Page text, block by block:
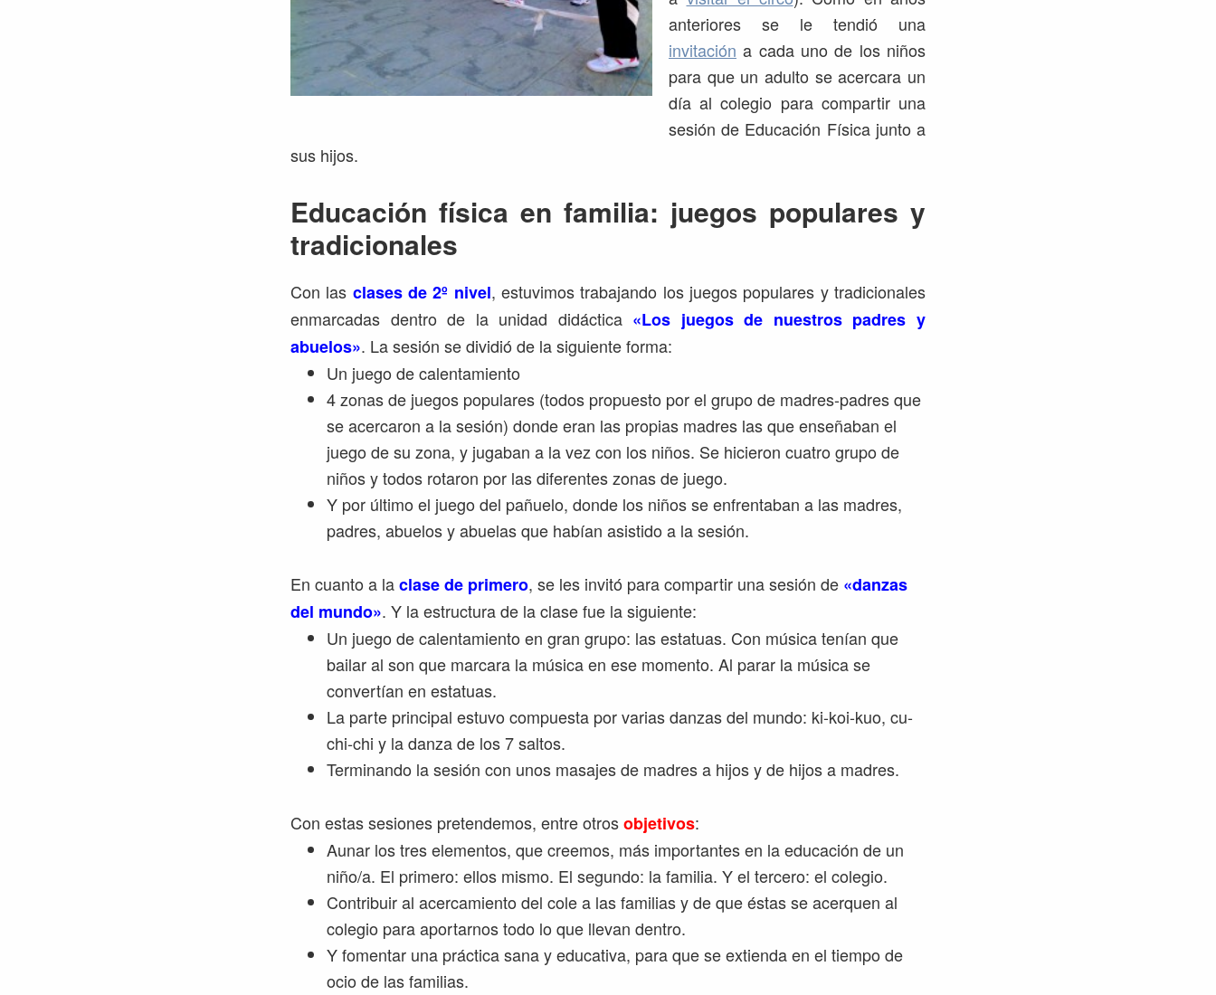
anteriores se le tendió una
invitación a cada uno de los niños
para que un adulto se acercara un
día al colegio para compartir una
sesión de Educación Física junto a
sus hijos.
Educación física en familia: juegos populares y
tradicionales
Con las clases de 2º nivel, estuvimos trabajando los juegos populares y tradicionales
enmarcadas dentro de la unidad didáctica «Los juegos de nuestros padres y
abuelos». La sesión se dividió de la siguiente forma:
Un juego de calentamiento
4 zonas de juegos populares (todos propuesto por el grupo de madres-padres que
se acercaron a la sesión) donde eran las propias madres las que enseñaban el
juego de su zona, y jugaban a la vez con los niños. Se hicieron cuatro grupo de
niños y todos rotaron por las diferentes zonas de juego.
Y por último el juego del pañuelo, donde los niños se enfrentaban a las madres,
padres, abuelos y abuelas que habían asistido a la sesión.
En cuanto a laclase de primero, se les invitó para compartir una sesión de «danzas
del mundo». Y la estructura de la clase fue la siguiente:
Un juego de calentamiento en gran grupo: las estatuas. Con música tenían que
bailar al son que marcara la música en ese momento. Al parar la música se
convertían en estatuas.
La parte principal estuvo compuesta por varias danzas del mundo: ki-koi-kuo, cu-
chi-chi y la danza de los 7 saltos.
Terminando la sesión con unos masajes de madres a hijos y de hijos a madres.
Con estas sesiones pretendemos, entre otrosobjetivos:
Aunar los tres elementos, que creemos, más importantes en la educación de un
niño/a. El primero: ellos mismo. El segundo: la familia. Y el tercero: el colegio.
Contribuir al acercamiento del cole a las familias y de que éstas se acerquen al
colegio para aportarnos todo lo que llevan dentro.
Y fomentar una práctica sana y educativa, para que se extienda en el tiempo de
ocio de las familias.